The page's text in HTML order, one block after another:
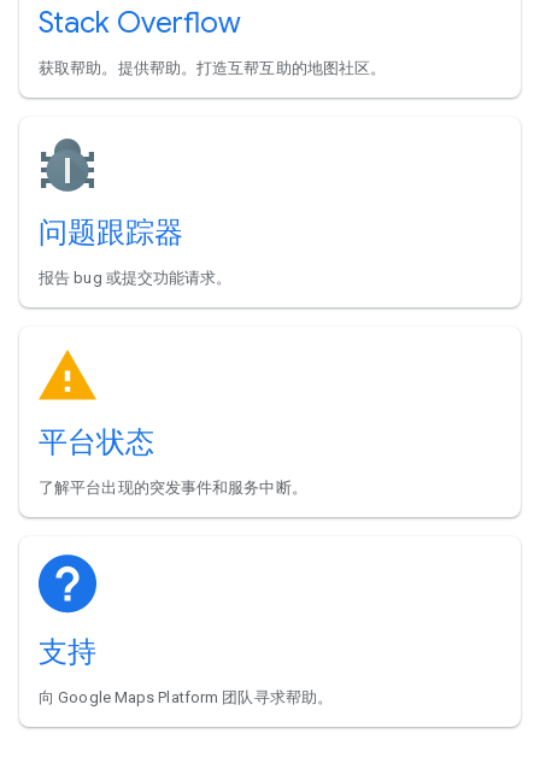
Stack Overflow
获取帮助。提供帮助。打造互帮互助的地图社区。
问题跟踪器
报告 bug 或提交功能请求。
平台状态
了解平台出现的突发事件和服务中断。
支持
向 Google Maps Platform 团队寻求帮助。